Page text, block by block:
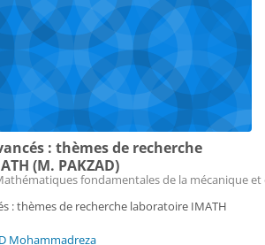
: thèmes de recherche
(M. PAKZAD)
fondamentales de la mécanique
: thèmes de recherche laboratoire IMATH
Mohammadreza